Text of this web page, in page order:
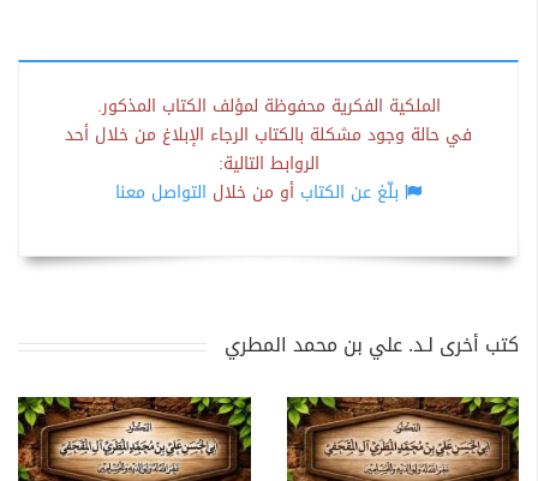
الملكية الفكرية محفوظة لمؤلف الكتاب المذكور.
في حالة وجود مشكلة بالكتاب الرجاء الإبلاغ من خلال أحد
الروابط التالية:
بلّغ عن الكتاب أو من خلال التواصل معنا
كتب أخرى لـد. علي بن محمد المطري